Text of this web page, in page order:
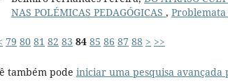
NAS POLÉMICAS PEDAGÓGICAS , Problemata
79 80 81 82 83 84 85 86 87 88 > >>
também pode iniciar uma pesquisa avançada